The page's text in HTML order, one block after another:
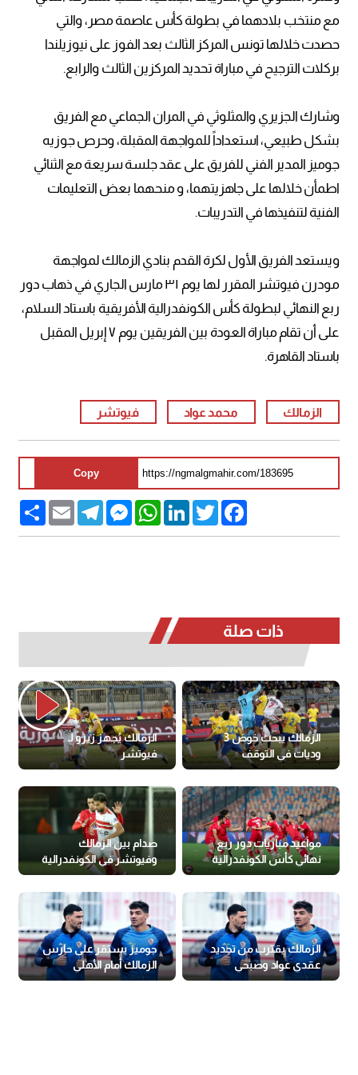
مع منتخب بلادهما في بطولة كأس عاصمة مصر، والتي
حصدت خلالها تونس المركز الثالث بعد الفوز على نيوزيلندا
بركلات الترجيح في مباراة تحديد المركزين الثالث والرابع.
وشارك الجزيري والمثلوثي في المران الجماعي مع الفريق
بشكل طبيعي، استعداداً للمواجهة المقبلة، وحرص جوزيه
جوميز المدير الفني للفريق على عقد جلسة سريعة مع الثنائي
اطمأن خلالها على جاهزيتهما، و منحهما بعض التعليمات
الفنية لتنفيذها في التدريبات.
ويستعد الفريق الأول لكرة القدم بنادي الزمالك لمواجهة
مودرن فيوتشر المقرر لها يوم ٣١ مارس الجاري في ذهاب دور
ربع النهائي لبطولة كأس الكونفدرالية الأفريقية باستاد السلام،
على أن تقام مباراة العودة بين الفريقين يوم ٧ إبريل المقبل
باستاد القاهرة.
الزمالك محمد عواد فيوتشر
Copy
Share Email
TelegramMessengerWhatsAppLinkedInTwitter
Facebook
ذات صلة
الزمالك يبحث خوض 3
وديات في التوقف
الزمالك يُجهز زيزو لـ
فيوتشر
مواعيد مباريات دور ربع
نهائي كأس الكونفدرالية
صدام بين الزمالك
وفيوتشر في الكونفدرالية
الزمالك يقترب من تجديد
عقدي عواد وصبحي
جوميز يستقر على حارس
الزمالك أمام الأهلي